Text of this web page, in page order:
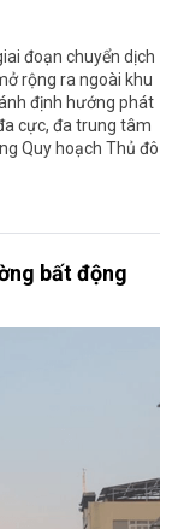
đoạn chuyển dịch
rộng ra ngoài khu
định hướng phát
cực, đa trung tâm
Quy hoạch Thủ đô
bất động